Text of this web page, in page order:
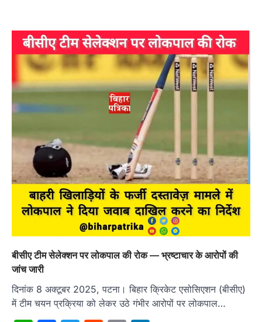
बीसीए टीम सेलेक्शन पर लोकपाल की रोक — भ्रष्टाचार के आरोपों की
जांच जारी
दिनांक 8 अक्टूबर 2025, पटना। बिहार क्रिकेट एसोसिएशन (बीसीए)
में टीम चयन प्रक्रिया को लेकर उठे गंभीर आरोपों पर लोकपाल…